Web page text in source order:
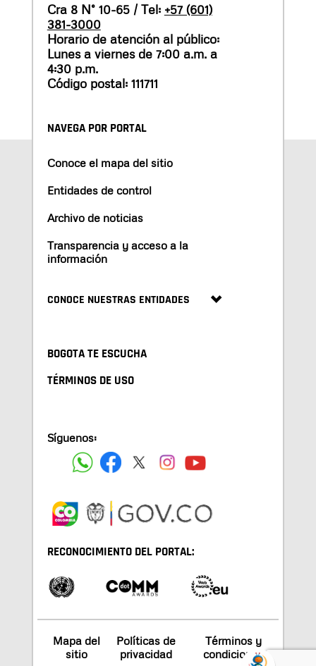
Cra 8 N° 10-65 / Tel: +57 (601)
381-3000
Horario de atención al público:
Lunes a viernes de 7:00 a.m. a
4:30 p.m.
Código postal: 111711
NAVEGA POR PORTAL
Conoce el mapa del sitio
Entidades de control
Archivo de noticias
Transparencia y acceso a la
información
CONOCE NUESTRAS ENTIDADES
BOGOTA TE ESCUCHA
TÉRMINOS DE USO
Síguenos:
RECONOCIMIENTO DEL PORTAL:
Mapa del
sitio
Políticas de
privacidad
Términos y
condiciones